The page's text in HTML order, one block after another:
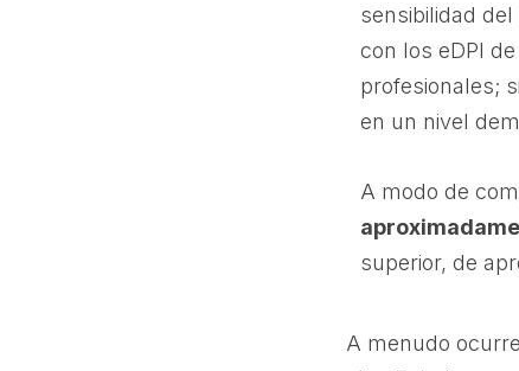
sensibilidad
con los eDPI
profesionales;
en un nivel
A modo de
superior, de
A menudo